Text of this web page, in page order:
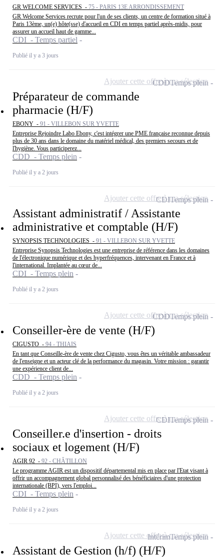
GR WELCOME SERVICES - 75 - PARIS 13E ARRONDISSEMENT
GR Welcome Services recrute pour l'un de ses clients, un centre de formation situé à
Paris 13ème, un(e) hôte(sse) d'accueil en CDI en temps partiel après-midis, pour
assurer un accueil haut de gamme...
CDI - Temps partiel
Publié il y a 3 jours
Préparateur de commande
pharmacie (H/F)
EBONY - 91 - VILLEBON SUR YVETTE
Entreprise Rejoindre Labo Ebony, c'est intégrer une PME française reconnue depuis
plus de 30 ans dans le domaine du matériel médical, des premiers secours et de
l'hygiène. Vous participerez...
CDD - Temps plein
Publié il y a 2 jours
CDDTemps plein
Ajouter cette offre à ma sélection
Assistant administratif / Assistante
administrative et comptable (H/F)
SYNOPSIS TECHNOLOGIES - 91 - VILLEBON SUR YVETTE
Entreprise Synopsis Technologies est une entreprise de référence dans les domaines
de l'électronique numérique et des hyperfréquences, intervenant en France et à
l'international. Implantée au cœur de...
CDI - Temps plein
Publié il y a 2 jours
CDITemps plein
Ajouter cette offre à ma sélection
Conseiller-ère de vente (H/F)
CIGUSTO - 94 - THIAIS
En tant que Conseille-ère de vente chez Cigusto, vous êtes un véritable ambassadeur
de l'enseigne et un acteur clé de la performance du magasin. Votre mission : garantir
une expérience client de...
CDD - Temps plein
Publié il y a 2 jours
CDDTemps plein
Ajouter cette offre à ma sélection
Conseiller.e d'insertion - droits
sociaux et logement (H/F)
AGIR 92 - 92 - CHÂTILLON
Le programme AGIR est un dispositif départemental mis en place par l'Etat visant à
offrir un accompagnement global personnalisé des bénéficiaires d'une protection
internationale (BPI), vers l'emploi...
CDI - Temps plein
Publié il y a 2 jours
CDITemps plein
Ajouter cette offre à ma sélection
Assistant de Gestion (h/f) (H/F)
IntérimTemps plein
Ajouter cette offre à ma sélection